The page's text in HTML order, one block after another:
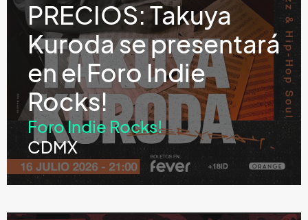
PRECIOS: Takuya
Kuroda se presentará
en el Foro Indie
Rocks!
Foro Indie Rocks!
CDMX